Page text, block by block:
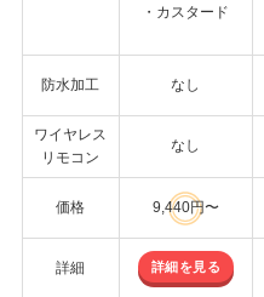
・カスタード
防水加工 なし
ワイヤレス
リモコン
なし
価格 9,440円〜
詳細 詳細を見る